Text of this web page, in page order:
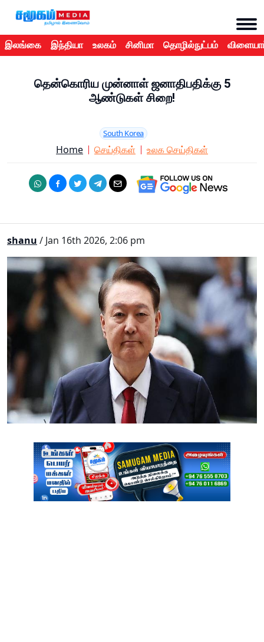
இலங்கை இந்தியா உலகம் சினிமா தொழில்நுட்பம்
தென்கொரிய முன்னாள் ஜனாதிபதிக்கு 5
ஆண்டுகள் சிறை!
South Korea
Home செய்திகள் உலக செய்திகள்
shanu / Jan 16th 2026, 2:06 pm